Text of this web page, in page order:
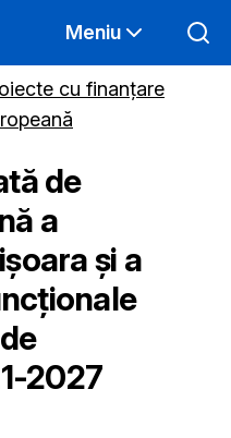
Meniu
cu finanțare
de
a
și a
2027